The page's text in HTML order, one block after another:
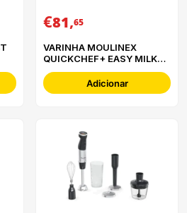
€81,65
VARINHA MOULINEX
QUICKCHEF+ EASY MILKER
- VD70PAE0
Adicionar